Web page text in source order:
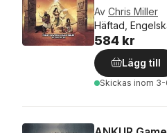
Av Chris Miller
Häftad,
584 kr
Lägg till
Skickas inom